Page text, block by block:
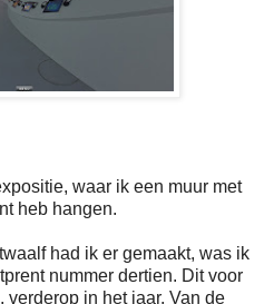
waar ik een muur met
heb hangen.
had ik er gemaakt, was ik
nummer dertien. Dit voor
in het jaar. Van de